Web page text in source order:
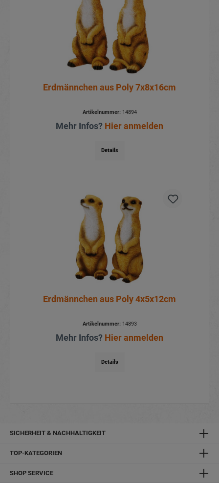
Erdmännchen aus Poly 7x8x16cm
Artikelnummer:14894
Mehr Infos? Hier anmelden
Details
Erdmännchen aus Poly 4x5x12cm
Artikelnummer:14893
Mehr Infos? Hier anmelden
Details
SICHERHEIT & NACHHALTIGKEIT
TOP-KATEGORIEN
SHOP SERVICE